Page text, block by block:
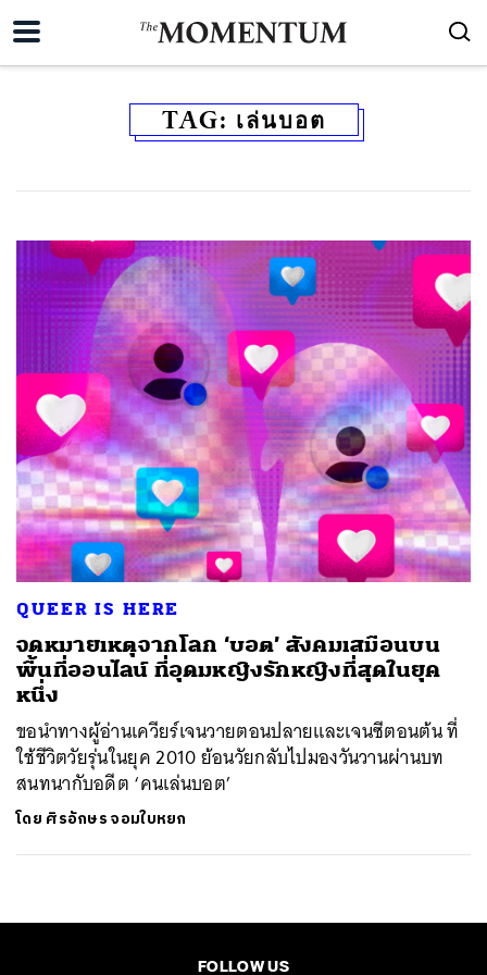
TAG: เล่นบอต
QUEER IS HERE
จดหมายเหตุจากโลก ‘บอต’ สังคมเสมือนบน
พื้นที่ออนไลน์ ที่อุดมหญิงรักหญิงที่สุดในยุค
หนึ่ง
ขอนำทางผู้อ่านเควียร์เจนวายตอนปลายและเจนซีตอนต้น ที่
ใช้ชีวิตวัยรุ่นในยุค 2010 ย้อนวัยกลับไปมองวันวานผ่านบท
สนทนากับอดีต ‘คนเล่นบอต’
โดย ศิรอักษร จอมใบหยก
FOLLOW US
ค้นหา
SHARE TWEET LINE EMAIL